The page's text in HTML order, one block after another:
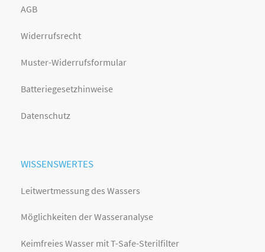
AGB
Widerrufsrecht
Muster-Widerrufsformular
Batteriegesetzhinweise
Datenschutz
WISSENSWERTES
Leitwertmessung des Wassers
Möglichkeiten der Wasseranalyse
Keimfreies Wasser mit T-Safe-Sterilfilter